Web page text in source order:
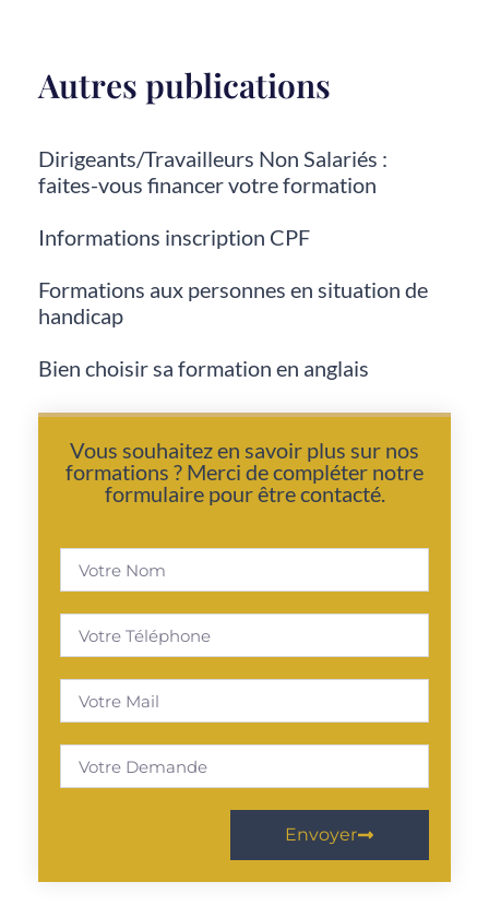
Autres publications
Dirigeants/Travailleurs Non Salariés :
faites-vous financer votre formation
Informations inscription CPF
Formations aux personnes en situation de
handicap
Bien choisir sa formation en anglais
Vous souhaitez en savoir plus sur nos
formations ? Merci de compléter notre
formulaire pour être contacté.
Envoyer